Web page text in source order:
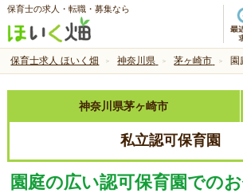
保育士の求人・転職・募集なら
保育士求人 ほいく畑 神奈川県 茅ヶ崎市 園
神奈川県茅ヶ崎市
私立認可保育園
園庭の広い認可保育園での